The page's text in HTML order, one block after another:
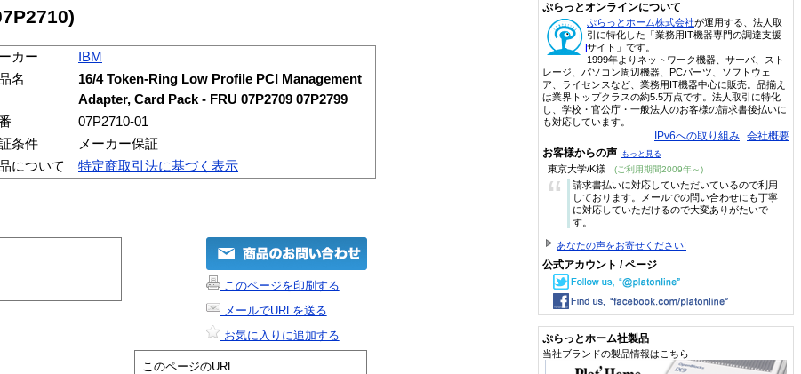
カー
IBM
名
16/4 Token-Ring Low Profile PCI Management
Adapter, Card Pack - FRU 07P2709 07P2799
07P2710-01
条件
メーカー保証
について
特定商取引法に基づく表示
このページを印刷する
メールでURLを送る
お気に入りに追加する
このページのURL
ぷらっとオンラインについて
ぷらっとホーム株式会社が運用する、法人取
引に特化した「業務用IT機器専門の調達支援
サイト」です。
1999年よりネットワーク機器、サーバ、スト
レージ、パソコン周辺機器、PCパーツ、ソフトウェ
ア、ライセンスなど、業務用IT機器中心に販売。品揃え
は業界トップクラスの約5.5万点です。法人取引に特化
し、学校・官公庁・一般法人のお客様の請求書後払いに
も対応しています。
IPv6への取り組み 会社概要
お客様からの声 もっと見る
東京大学/K様 (ご利用期間2009年～)
“
請求書払いに対応していただいているので利用
しております。メールでの問い合わせにも丁寧
に対応していただけるので大変ありがたいで
す。
あなたの声をお寄せください!
公式アカウント / ページ
ぷらっとホーム社製品
当社ブランドの製品情報はこちら